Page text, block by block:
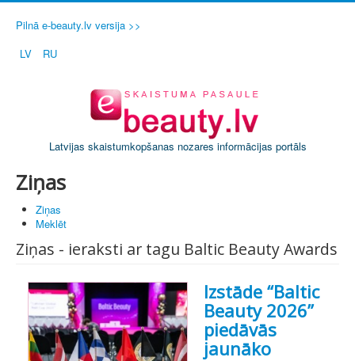
Pilnā e-beauty.lv versija >>
LV
RU
Latvijas skaistumkopšanas nozares informācijas portāls
Ziņas
Ziņas
Meklēt
Ziņas - ieraksti ar tagu Baltic Beauty Awards
Izstāde “Baltic
Beauty 2026”
piedāvās
jaunāko